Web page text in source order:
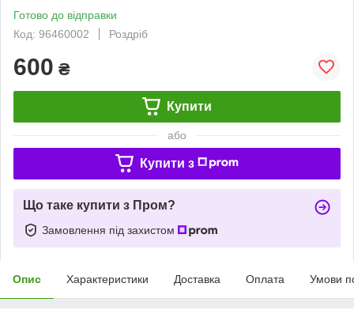
Готово до відправки
Код: 96460002
Роздріб
600 ₴
Купити
або
Купити з
Що таке купити з Пром?
Замовлення під захистом
Опис Характеристики Доставка Оплата Умови